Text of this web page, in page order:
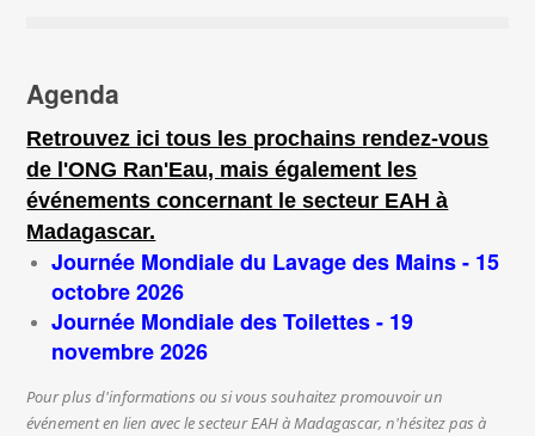
Agenda
Retrouvez ici tous les prochains rendez-vous
de l'ONG Ran'Eau, mais également les
événements concernant le secteur EAH à
Madagascar.
Journée Mondiale du Lavage des Mains - 15
octobre 2026
Journée Mondiale des Toilettes - 19
novembre 2026
Pour plus d'informations ou si vous souhaitez promouvoir un
événement en lien avec le secteur EAH à Madagascar, n'hésitez pas à